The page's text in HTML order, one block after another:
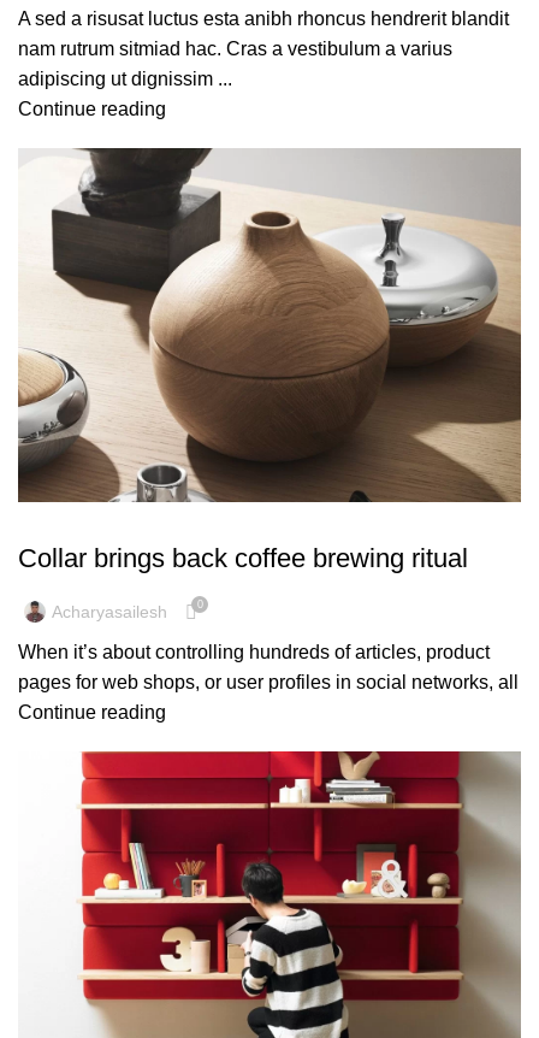
A sed a risusat luctus esta anibh rhoncus hendrerit blandit
nam rutrum sitmiad hac. Cras a vestibulum a varius
adipiscing ut dignissim ...
Continue reading
Collar brings back coffee brewing ritual
Acharyasailesh 0
When it’s about controlling hundreds of articles, product
pages for web shops, or user profiles in social networks, all
Continue reading